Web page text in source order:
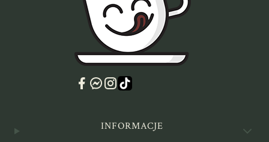
Linki w stopceINFORMACJE